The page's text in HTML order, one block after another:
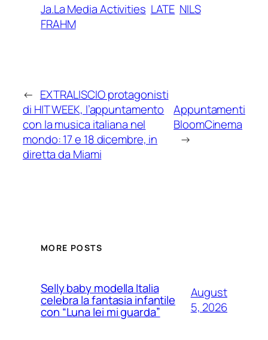
Ja.La Media Activities LATE NILS
FRAHM
← EXTRALISCIO protagonisti
di HIT WEEK, l’appuntamento
con la musica italiana nel
mondo: 17 e 18 dicembre, in
diretta da Miami
Appuntamenti
BloomCinema
→
MORE POSTS
Selly baby modella Italia
celebra la fantasia infantile
con “Luna lei mi guarda”
August
5, 2026